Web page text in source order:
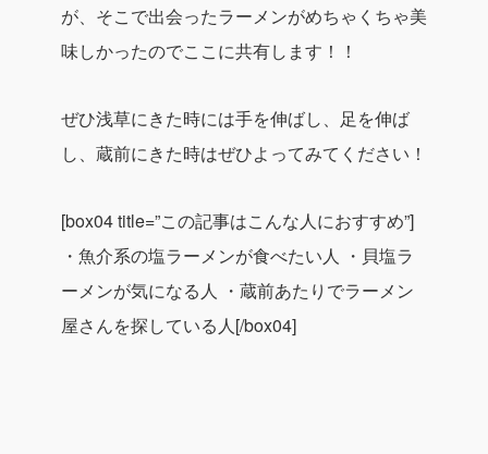
が、そこで出会ったラーメンがめちゃくちゃ美
味しかったのでここに共有します！！
ぜひ浅草にきた時には手を伸ばし、足を伸ば
し、蔵前にきた時はぜひよってみてください！
[box04 title=”この記事はこんな人におすすめ”]
・魚介系の塩ラーメンが食べたい人 ・貝塩ラ
ーメンが気になる人 ・蔵前あたりでラーメン
屋さんを探している人[/box04]